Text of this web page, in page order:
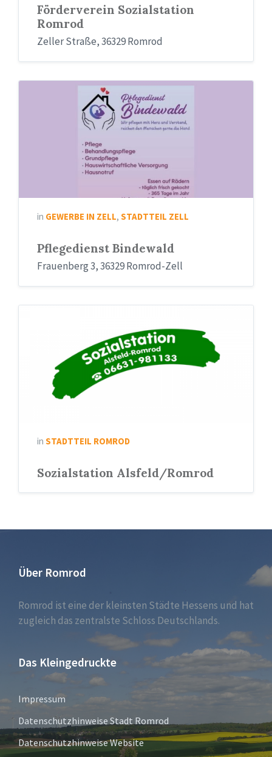
Förderverein Sozialstation
Romrod
Zeller Straße, 36329 Romrod
in GEWERBE IN ZELL, STADTTEIL ZELL
Pflegedienst Bindewald
Frauenberg 3, 36329 Romrod-Zell
in STADTTEIL ROMROD
Sozialstation Alsfeld/Romrod
Über Romrod
Romrod ist eine der kleinsten Städte Hessens und hat
zugleich das zentralste Schloss Deutschlands.
Das Kleingedruckte
Impressum
Datenschutzhinweise Stadt Romrod
Datenschutzhinweise Website